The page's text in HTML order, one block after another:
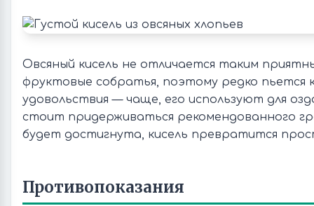
Овсяный кисель не отличается таким
фруктовые собратья, поэтому редко пьется
удовольствия — чаще, его используют для
стоит придерживаться рекомендованного
будет достигнута, кисель превратится
Противопоказания